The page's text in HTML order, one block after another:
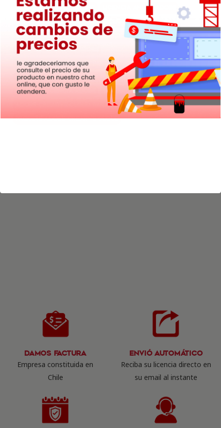
Creative Cloud 3 meses
licencia anual Adobe
descuento Adobe Creative Cloud
beneficios Adobe Creative Cloud
licencia original Adobe
Adobe Creative Cloud para estudiantes
activación fácil Adobe Creative Cloud
compra licencia Adobe
solución de diseño Adobe
Adobe Creative Cloud para profesionales
paquete Adobe Creative Cloud
Damos Factura
Empresa constituida en
Chile
Envió Automático
Reciba su licencia directo en
su email al instante